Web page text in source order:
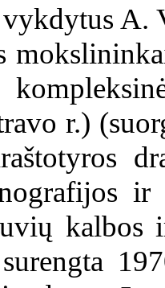
A.
r.)
kalbos